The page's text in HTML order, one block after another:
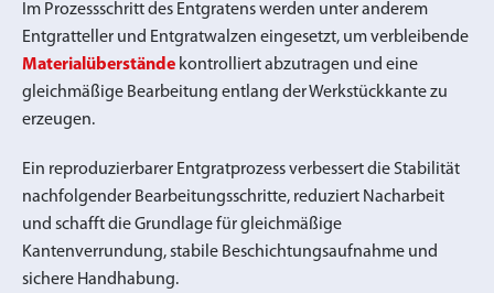
Im Prozessschritt des Entgratens werden unter anderem
Entgratteller und Entgratwalzen eingesetzt, um verbleibende
Materialüberstände kontrolliert abzutragen und eine
gleichmäßige Bearbeitung entlang der Werkstückkante zu
erzeugen.
Ein reproduzierbarer Entgratprozess verbessert die Stabilität
nachfolgender Bearbeitungsschritte, reduziert Nacharbeit
und schafft die Grundlage für gleichmäßige
Kantenverrundung, stabile Beschichtungsaufnahme und
sichere Handhabung.